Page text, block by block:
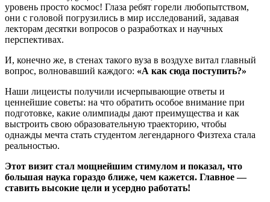
уровень просто космос! Глаза ребят горели любопытством,
они с головой погрузились в мир исследований, задавая
лекторам десятки вопросов о разработках и научных
перспективах.
И, конечно же, в стенах такого вуза в воздухе витал главный
вопрос, волновавший каждого: «А как сюда поступить?»
Наши лицеисты получили исчерпывающие ответы и
ценнейшие советы: на что обратить особое внимание при
подготовке, какие олимпиады дают преимущества и как
выстроить свою образовательную траекторию, чтобы
однажды мечта стать студентом легендарного Физтеха стала
реальностью.
Этот визит стал мощнейшим стимулом и показал, что
большая наука гораздо ближе, чем кажется. Главное —
ставить высокие цели и усердно работать!